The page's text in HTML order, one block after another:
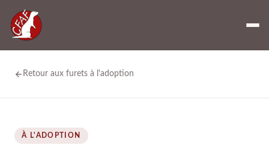
Retour aux furets à l'adoption
À L'ADOPTION